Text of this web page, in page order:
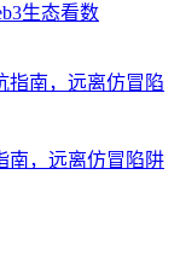
生态看数
南，远离仿冒陷阱